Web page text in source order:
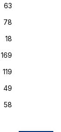
63
78
18
169
119
49
58